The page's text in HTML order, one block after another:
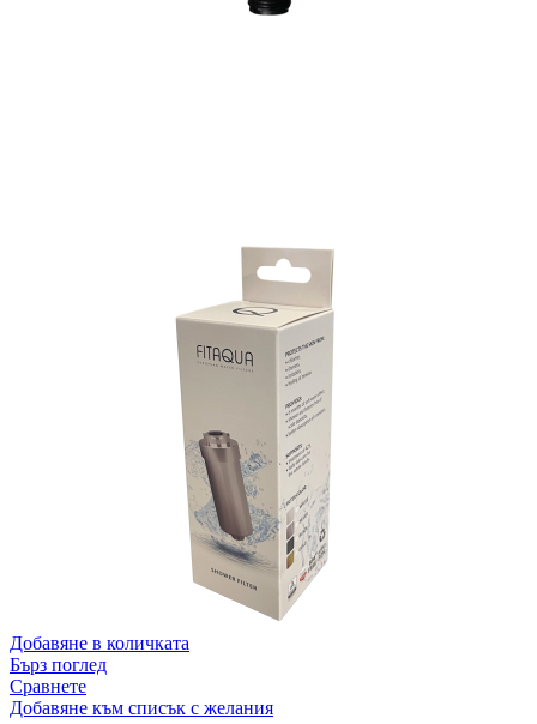
Добавяне в количката
Бърз поглед
Сравнете
Добавяне към списък с желания